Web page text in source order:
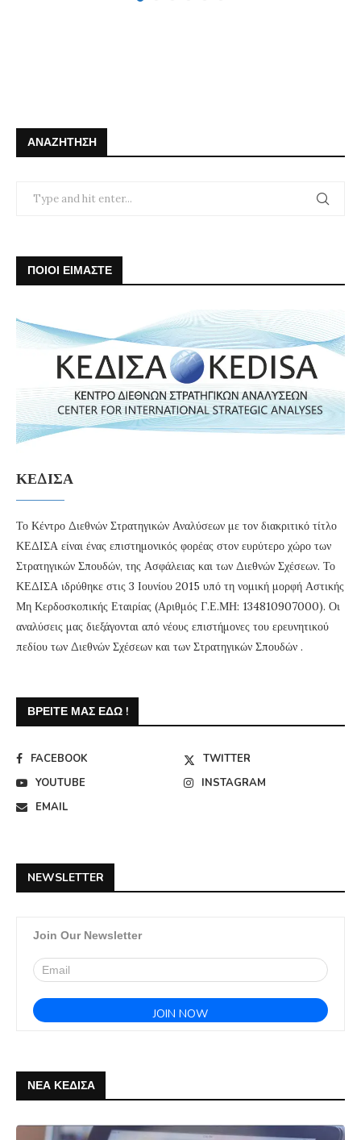
ΑΝΑΖΉΤΗΣΗ
ΠΟΙΟΙ ΕΙΜΑΣΤΕ
ΚΕΔΙΣΑ
Το Κέντρο Διεθνών Στρατηγικών Αναλύσεων με τον διακριτικό τίτλο
ΚΕΔΙΣΑ είναι ένας επιστημονικός φορέας στον ευρύτερο χώρο των
Στρατηγικών Σπουδών, της Ασφάλειας και των Διεθνών Σχέσεων. Το
ΚΕΔΙΣΑ ιδρύθηκε στις 3 Ιουνίου 2015 υπό τη νομική μορφή Αστικής
Μη Κερδοσκοπικής Εταιρίας (Αριθμός Γ.Ε.ΜΗ: 134810907000). Οι
αναλύσεις μας διεξάγονται από νέους επιστήμονες του ερευνητικού
πεδίου των Διεθνών Σχέσεων και των Στρατηγικών Σπουδών .
ΒΡΕΊΤΕ ΜΑΣ ΕΔΏ !
FACEBOOK
TWITTER
YOUTUBE
INSTAGRAM
EMAIL
NEWSLETTER
Join Our Newsletter
ΝΕΑ ΚΕΔΙΣΑ